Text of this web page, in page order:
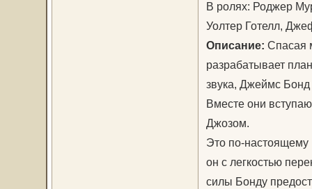
В ролях: Роджер
Уолтер Готелл,
Описание: Спасая
разрабатывает
звука, Джеймс Бонд
Вместе они
Джозом.
Это по-настоящему
он с легкостью
силы Бонду